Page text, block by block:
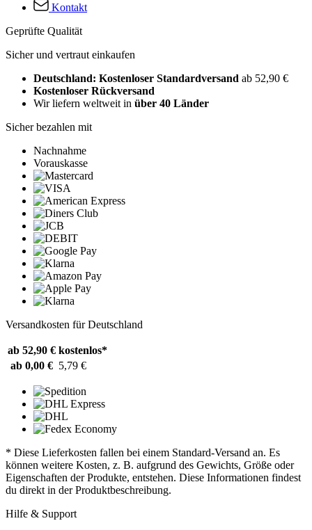
Kontakt
Geprüfte Qualität
Sicher und vertraut einkaufen
Deutschland: Kostenloser Standardversand ab 52,90 €
Kostenloser Rückversand
Wir liefern weltweit in über 40 Länder
Sicher bezahlen mit
Nachnahme
Vorauskasse
Versandkosten für Deutschland
ab 52,90 € kostenlos*
ab 0,00 € 5,79 €
* Diese Lieferkosten fallen bei einem Standard-Versand an. Es
können weitere Kosten, z. B. aufgrund des Gewichts, Größe oder
Eigenschaften der Produkte, entstehen. Diese Informationen findest
du direkt in der Produktbeschreibung.
Hilfe & Support